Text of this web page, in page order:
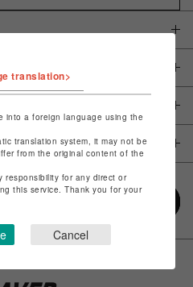
translation>
into a foreign language using the
translation system, it may not be
from the original content of the
responsibility for any direct or
this service. Thank you for your
Cancel